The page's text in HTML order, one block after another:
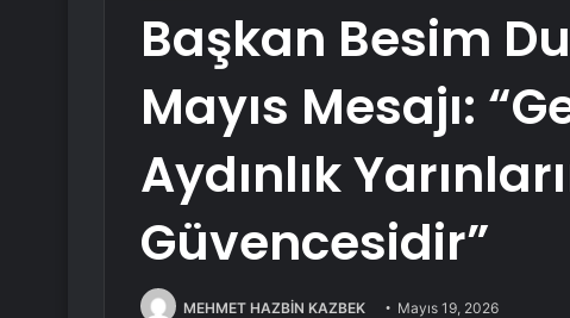
Başkan Besim
Mayıs Mesajı:
Aydınlık
Güvencesidir”
MEHMET HAZBİN KAZBEK Mayıs 19, 2026